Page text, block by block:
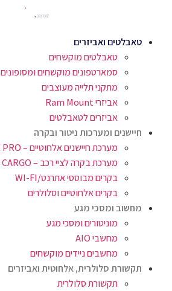
טאבלטים ואביזרים
טאבלטים מוקשחים
סמארטפונים מוקשחים ומסופונים
מתקני תלייה מעוצבים
אביזרי Ram Mount
אביזרים לטאבלטים
חיישנים ומערכות ניטור ובקרה
מערכת חיישנים אלחוטיים – WISE PRO
מערכת בקרה לציי רכב – WISE CARGO
בקרים מבוססי אתרנט/WI-FI
בקרים אלחוטיים וסלולרים
מחשוב ומסכי מגע
מוניטורים ומסכי מגע
מחשבי AIO
מחשבים ניידים מוקשחים
תקשורת סלולרית, אלחוטית ואביזרים
תקשורת סלולרית